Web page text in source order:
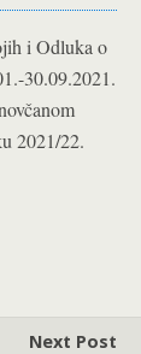
i Odluka o
30.09.2021.
2021/22.
Next Post